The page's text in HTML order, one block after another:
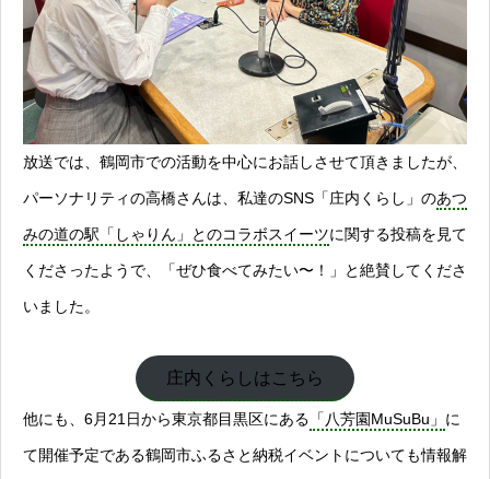
放送では、鶴岡市での活動を中心にお話しさせて頂きましたが、
パーソナリティの高橋さんは、私達のSNS「庄内くらし」のあつ
みの道の駅「しゃりん」とのコラボスイーツに関する投稿を見て
くださったようで、「ぜひ食べてみたい〜！」と絶賛してくださ
いました。
庄内くらしはこちら
他にも、6月21日から東京都目黒区にある 「八芳園MuSuBu」 に
て開催予定である鶴岡市ふるさと納税イベントについても情報解